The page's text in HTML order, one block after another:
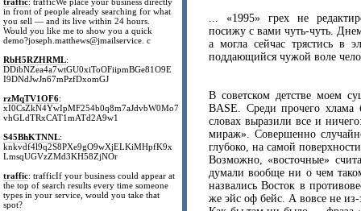
in front of people already searching for what
you sell — and its live within 24 hours.
Would you like me to show you a quick
demo?joseph.matthews@jmailservice. c
RbH5RZHRML:
DDibNZea4a7wtGU0xiToOFiipmBGe81O9E
I9DNdJwJn67mPzfDxomGJ
rzMqTV1OF6:
xI0CsZkN4YwIpMF254b0q8m7aJdvbW0Mo7
vhGLdTRxCAT1mATd2A9w1
S45BhKTNNL:
knkvdf4l9q2S8PXe9gO9wXjELKiMHpfK9x
LmsqUGVzZMd3KH58ZjNOr
traffic: trafficIf your business could appear at
the top of search results every time someone
types in your service, would you take that
spot?
... «1995» грех не
посижу с вами чуть-чуть.
а могла сейчас трястись в
поддающийся чужой воле
В советском детстве моем
BASE. Среди прочего
словах выразили все и
мираж». Совершенно
глубоко, на самой
Возможно, «восточные»
думали вообще ни о чем
назвались Восток в
же эйс оф бейс. А вовсе не